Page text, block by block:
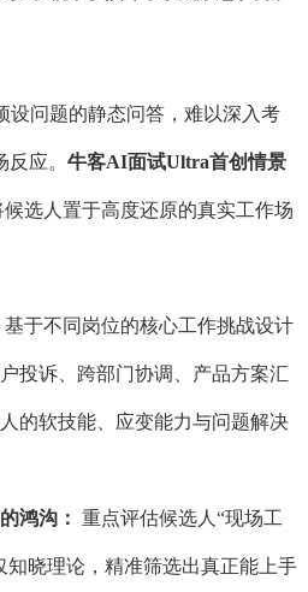
设问题的静态问答，难以深入考
应。 牛客AI面试Ultra首创情景
候选人置于高度还原的真实工作场
基于不同岗位的核心工作挑战设计
投诉、跨部门协调、产品方案汇
的软技能、应变能力与问题解决
鸿沟： 重点评估候选人“现场工
知晓理论，精准筛选出真正能上手